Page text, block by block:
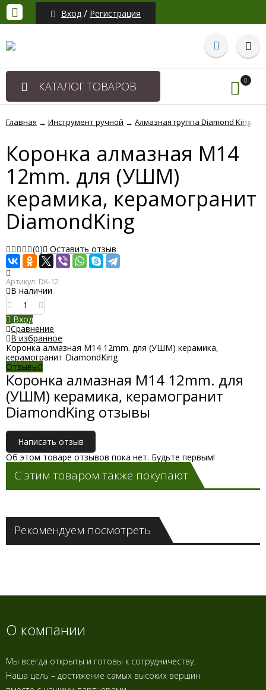
Вход / Регистрация
КАТАЛОГ ТОВАРОВ 0
Главная → Инструмент ручной → Алмазная группа Diamond King
Коронка алмазная M14
12mm. для (УШМ)
керамика, керамогранит
DiamondKing
(0) Оставить отзыв
Артикул: DK-12
В наличии
Вход
Сравнение
В избранное
Коронка алмазная M14 12mm. для (УШМ) керамика,
керамогранит DiamondKing
Отзывы0
Коронка алмазная M14 12mm. для
(УШМ) керамика, керамогранит
DiamondKing отзывы
Написать отзыв
Об этом товаре отзывов пока нет. Будьте первым!
С этим товаром также покупают
Рекомендуем посмотреть
О компании
Мы всегда открыты и готовы к сотрудничеству.
Наша цель – достижение самых высоких вершин